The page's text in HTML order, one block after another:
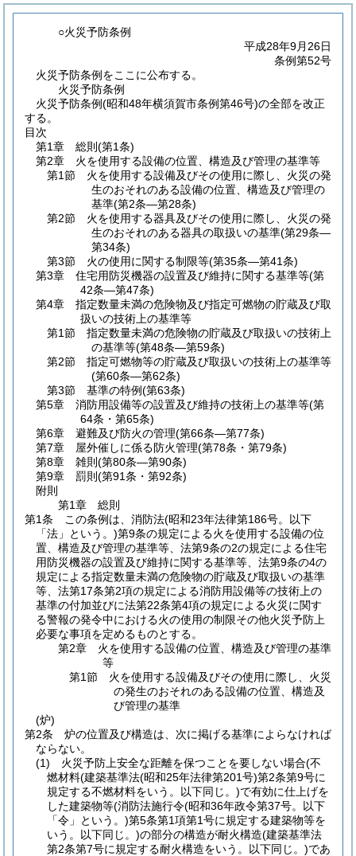
○火災予防条例
平成28年9月26日
条例第52号
火災予防条例をここに公布する。
火災予防条例
火災予防条例(昭和48年横須賀市条例第46号)の全部を改正
する。
目次
第1章
総則 (第1条)
第2章
火を使用する設備の位置、構造及び管理の基準等
第1節
火を使用する設備及びその使用に際し、火災の発
生のおそれのある設備の位置、構造及び管理の
基準(第2条―第28条)
第2節
火を使用する器具及びその使用に際し、火災の発
生のおそれのある器具の取扱いの基準(第29条―
第34条)
第3節
火の使用に関する制限等(第35条―第41条)
第3章
住宅用防災機器の設置及び維持に関する基準等(第
42条―第47条)
第4章
指定数量未満の危険物及び指定可燃物の貯蔵及び取
扱いの技術上の基準等
第1節
指定数量未満の危険物の貯蔵及び取扱いの技術上
の基準等(第48条―第59条)
第2節
指定可燃物等の貯蔵及び取扱いの技術上の基準等
(第60条―第62条)
第3節
基準の特例(第63条)
第5章
消防用設備等の設置及び維持の技術上の基準等(第
64条・第65条)
第6章
避難及び防火の管理(第66条―第77条)
第7章
屋外催しに係る防火管理(第78条・第79条)
第8章
雑則 (第80条―第90条)
第9章
罰則 (第91条・第92条)
附則
第1章
総則
第1条
この条例は、消防法(昭和23年法律第186号。以下
「法」という。)第9条の規定による火を使用する設備の位
置、構造及び管理の基準等、法第9条の2の規定による住宅
用防災機器の設置及び維持に関する基準等、法第9条の4の
規定による指定数量未満の危険物の貯蔵及び取扱いの基準
等、法第17条第2項の規定による消防用設備等の技術上の
基準の付加並びに法第22条第4項の規定による火災に関す
る警報の発令中における火の使用の制限その他火災予防上
必要な事項を定めるものとする。
第2章
火を使用する設備の位置、構造及び管理の基準
等
第1節
火を使用する設備及びその使用に際し、火災
の発生のおそれのある設備の位置、構造及
び管理の基準
(炉)
第2条
炉の位置及び構造は、次に掲げる基準によらなければ
ならない。
(1)
火災予防上安全な距離を保つことを要しない場合(不
燃材料(建築基準法(昭和25年法律第201号)第2条第9号に
規定する不燃材料をいう。以下同じ。)で有効に仕上げを
した建築物等(消防法施行令(昭和36年政令第37号。以下
「令」という。)第5条第1項第1号に規定する建築物等を
いう。以下同じ。)の部分の構造が耐火構造(建築基準法
第2条第7号に規定する耐火構造をいう。以下同じ。)であ